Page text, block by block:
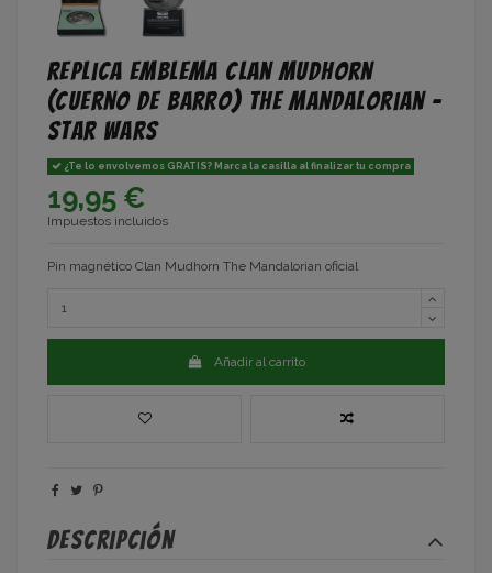
Replica Emblema Clan Mudhorn
(Cuerno de Barro) The Mandalorian –
Star Wars
¿Te lo envolvemos GRATIS? Marca la casilla al finalizar tu compra
19,95 €
Impuestos incluidos
Pin magnético Clan Mudhorn The Mandalorian oficial
Añadir al carrito
Descripción